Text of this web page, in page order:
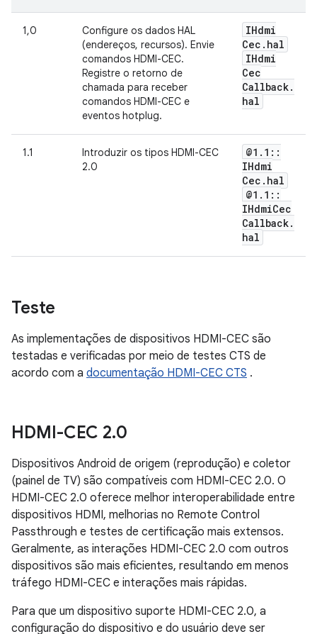
1,0
Configure os dados HAL
(endereços, recursos). Envie
comandos HDMI-CEC.
Registre o retorno de
chamada para receber
comandos HDMI-CEC e
eventos hotplug.
IHdmi
Cec . hal
IHdmi
Cec
Callback.
hal
1.1
Introduzir os tipos HDMI-CEC
2.0
@1 . 1 ::
IHdmi
Cec . hal
@1 . 1 ::
IHdmiCec
Callback.
hal
Teste
As implementações de dispositivos HDMI-CEC são
testadas e verificadas por meio de testes CTS de
acordo com a documentação HDMI-CEC CTS .
HDMI-CEC 2.0
Dispositivos Android de origem (reprodução) e coletor
(painel de TV) são compatíveis com HDMI-CEC 2.0. O
HDMI-CEC 2.0 oferece melhor interoperabilidade entre
dispositivos HDMI, melhorias no Remote Control
Passthrough e testes de certificação mais extensos.
Geralmente, as interações HDMI-CEC 2.0 com outros
dispositivos são mais eficientes, resultando em menos
tráfego HDMI-CEC e interações mais rápidas.
Para que um dispositivo suporte HDMI-CEC 2.0, a
configuração do dispositivo e do usuário deve ser